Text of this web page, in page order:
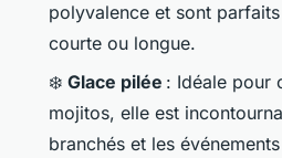
polyvalence et sont
courte ou longue.
❄️ Glace pilée : Idéale pour
mojitos, elle est
branchés et les